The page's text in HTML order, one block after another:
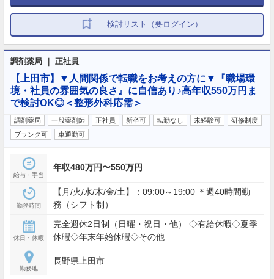
検討リスト（要ログイン）
調剤薬局 ｜ 正社員
【上田市】▼人間関係で転職をお考えの方に▼『職場環
境・社員の雰囲気の良さ』に自信あり♪高年収550万円ま
で検討OK◎＜整形外科応需＞
調剤薬局 一般薬剤師 正社員 新卒可 転勤なし 未経験可
研修制度
ブランク可
車通勤可
給与・手当
年収480万円〜550万円
勤務時間
【月/火/水/木/金/土】：09:00～19:00 ＊週40時間勤
務（シフト制）
休日・休暇
完全週休2日制（日曜・祝日・他） ◇有給休暇◇夏季
休暇◇年末年始休暇◇その他
勤務地
長野県上田市